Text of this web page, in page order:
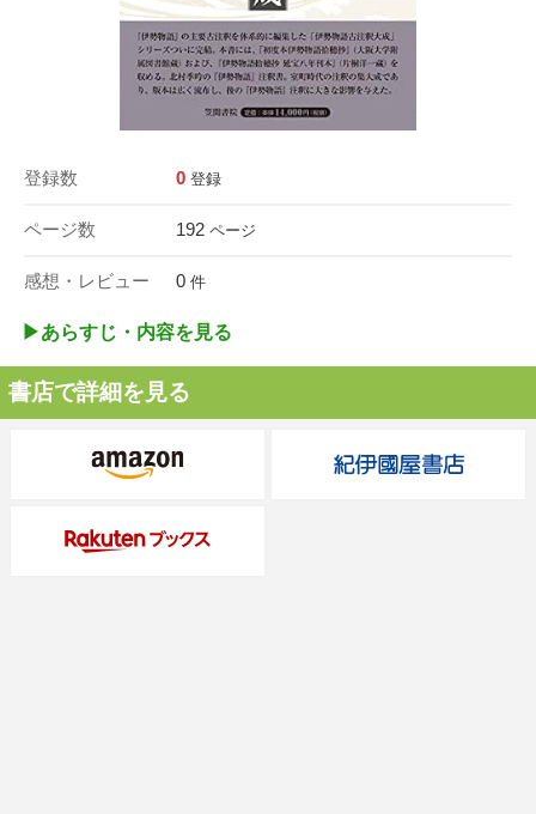
登録数 0 登録
ページ数 192 ページ
感想・レビュー 0 件
▶︎あらすじ・内容を見る
書店で詳細を見る